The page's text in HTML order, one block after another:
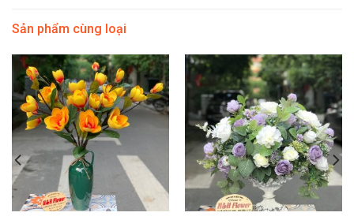
Sản phẩm cùng loại